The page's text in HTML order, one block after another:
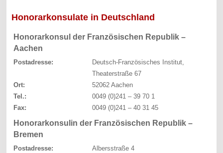
Honorarkonsulate in Deutschland
Honorarkonsul der Französischen Republik –
Aachen
Postadresse:
Deutsch-Französisches Institut,
Theaterstraße 67
Ort:
52062 Aachen
Tel.:
0049 (0)241 – 39 70 1
Fax:
0049 (0)241 – 40 31 45
Honorarkonsulin der Französischen Republik –
Bremen
Postadresse:
Albersstraße 4